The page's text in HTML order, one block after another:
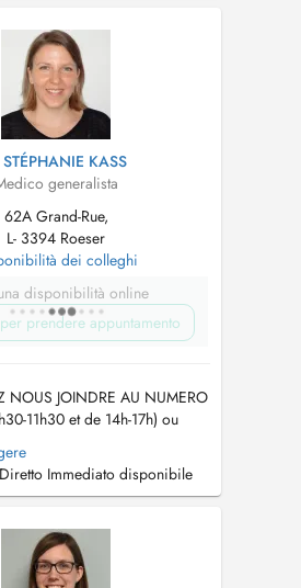
Punktionen/
Ort -
STÉPHANIE KASS
generalista
62A Grand-Rue,
L- 3394 Roeser
dei colleghi
disponibilità online
prendere appuntamento
NOUS JOINDRE AU NUMERO
11h30 et de 14h-17h) ou
MAIL sur
bonne prise en charge de
Kass n'accepte actuellement
compréhension. Médecin ...
Immediato disponibile